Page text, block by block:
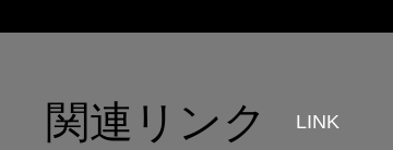
関連リンク LINK